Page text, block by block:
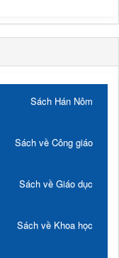
Sách Hán Nôm
Sách về Công giáo
Sách về Giáo dục
Sách về Khoa học